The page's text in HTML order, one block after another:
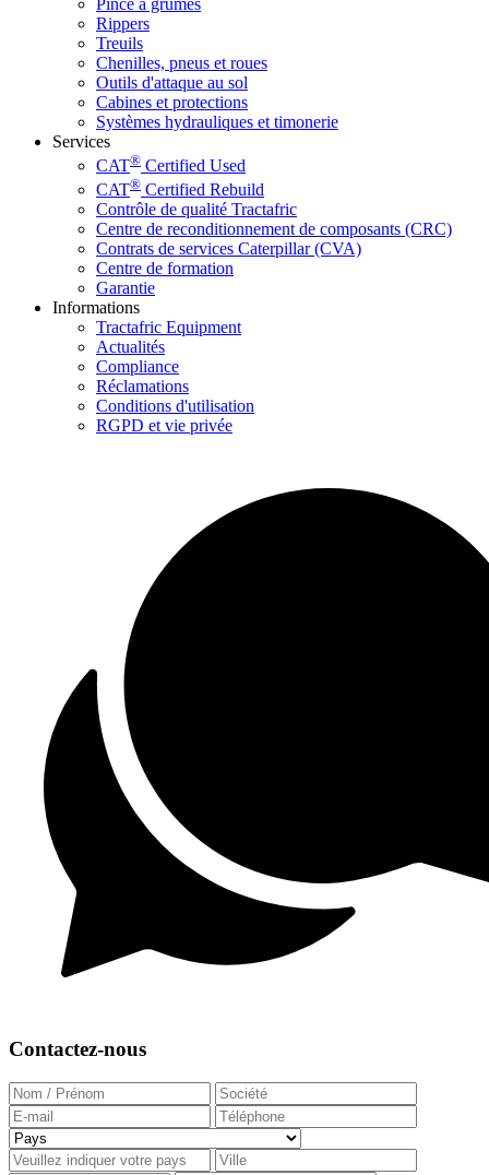
Rippers
Treuils
Chenilles, pneus et roues
Outils d'attaque au sol
Cabines et protections
Systèmes hydrauliques et timonerie
Services
CAT® Certified Used
CAT® Certified Rebuild
Contrôle de qualité Tractafric
Centre de reconditionnement de composants (CRC)
Contrats de services Caterpillar (CVA)
Centre de formation
Garantie
Informations
Tractafric Equipment
Actualités
Compliance
Réclamations
Conditions d'utilisation
RGPD et vie privée
Contactez-nous